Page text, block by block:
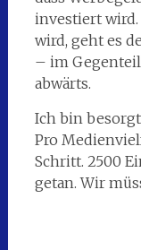
investiert wird.
wird, geht es
– im
abwärts.
Ich bin
Pro
Schritt. 2500
getan. Wir